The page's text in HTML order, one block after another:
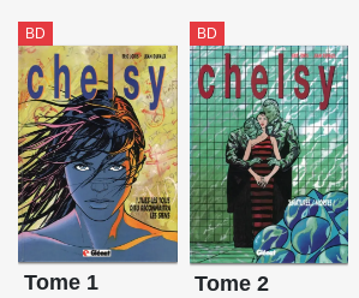
BD
Tome 1
BD
Tome 2